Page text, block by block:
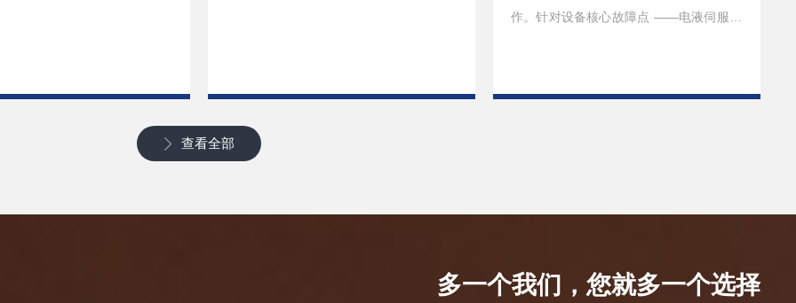
作。针对设备核心故障点 ——电液伺服阀
查看全部
多一个我们，您就多一个选择